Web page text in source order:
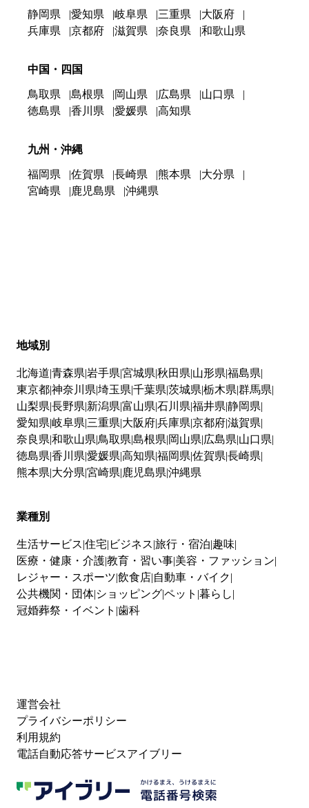
静岡県 愛知県 岐阜県 三重県
大阪府
兵庫県
京都府 滋賀県 奈良県 和歌山県
中国・四国
鳥取県 島根県 岡山県 広島県
山口県
徳島県
香川県 愛媛県 高知県
九州・沖縄
福岡県 佐賀県 長崎県 熊本県
大分県
宮崎県
鹿児島県 沖縄県
地域別
北海道 青森県 岩手県 宮城県 秋田県 山形県 福島県
東京都神奈川県 埼玉県 千葉県 茨城県 栃木県 群馬県
山梨県 長野県 新潟県 富山県 石川県 福井県 静岡県
愛知県 岐阜県 三重県 大阪府兵庫県 京都府滋賀県
奈良県 和歌山県 鳥取県 島根県 岡山県 広島県 山口県
徳島県 香川県 愛媛県 高知県 福岡県 佐賀県 長崎県
熊本県 大分県 宮崎県 鹿児島県 沖縄県
業種別
生活サービス 住宅 ビジネス 旅行・宿泊 趣味
医療・健康・介護教育・習い事 美容・ファッション
レジャー・スポーツ 飲食店 自動車・バイク
公共機関・団体 ショッピングペット 暮らし
冠婚葬祭・イベント 歯科
運営会社
プライバシーポリシー
利用規約
電話自動応答サービスアイブリー